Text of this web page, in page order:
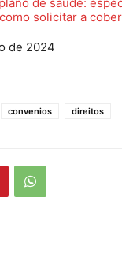
solicitar a
de 2024
convenios direitos